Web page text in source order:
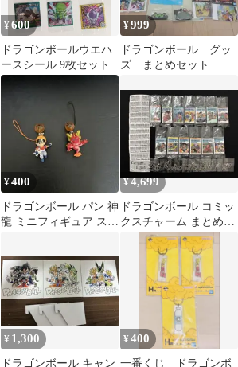
¥600
ドラゴンボールウエハ
ースシール 9枚セット
¥999
ドラゴンボール グッ
ズ まとめセット
¥400
ドラゴンボール パン 神
龍 ミニフィギュア スト
¥4,699
ドラゴンボール コミッ
クスチャーム まとめ売
¥ 1,300
ドラゴンボール キャン
¥400
一番くじ ドラゴンボ